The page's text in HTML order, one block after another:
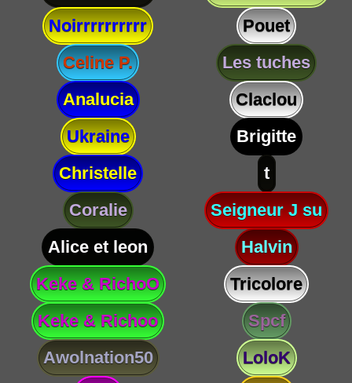
Noirrrrrrrrrr
Pouet
Celine P.
Les tuches
Analucia
Claclou
Ukraine
Brigitte
Christelle
t
Coralie
Seigneur J su
Alice et leon
Halvin
Keke & RichoO
Tricolore
Keke & Richoo
Spcf
Awolnation50
LoloK